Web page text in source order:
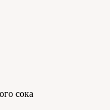
сока